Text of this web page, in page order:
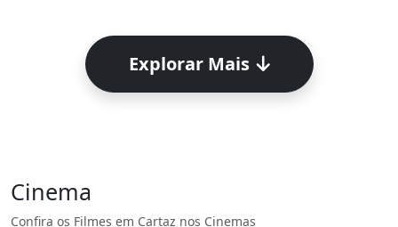
Explorar Mais
Cinema
Confira os Filmes em Cartaz nos Cinemas